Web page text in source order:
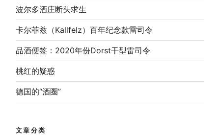
波尔多酒庄断头求生
卡尔菲兹（Kallfelz）百年纪念款雷司令
品酒便签：2020年份Dorst干型雷司令
桃红的疑惑
德国的“酒圈”
文章分类